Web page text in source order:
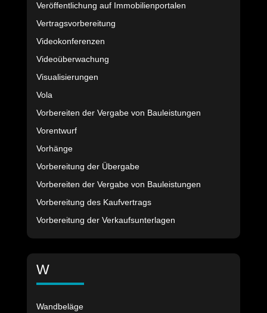
Veröffentlichung auf Immobilienportalen
Vertragsvorbereitung
Videokonferenzen
Videoüberwachung
Visualisierungen
Vola
Vorbereiten der Vergabe von Bauleistungen
Vorentwurf
Vorhänge
Vorbereitung der Übergabe
Vorbereiten der Vergabe von Bauleistungen
Vorbereitung des Kaufvertrags
Vorbereitung der Verkaufsunterlagen
W
Wandbeläge